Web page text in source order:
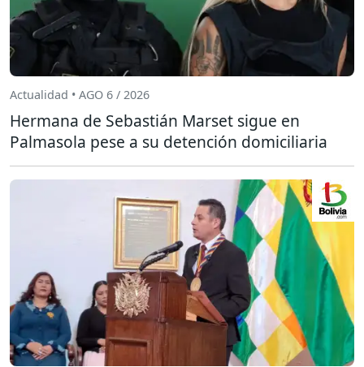
Actualidad • AGO 6 / 2026
Hermana de Sebastián Marset sigue en
Palmasola pese a su detención domiciliaria